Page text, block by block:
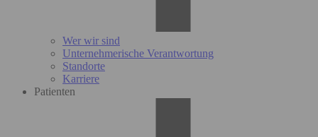
Wer wir sind
Unternehmerische Verantwortung
Standorte
Karriere
Patienten